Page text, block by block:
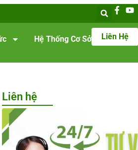
Hệ Thống Cơ Sở Liên Hệ
Liên hệ